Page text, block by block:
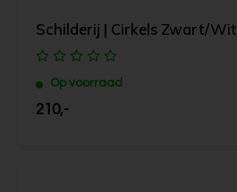
Schilderij | Cirkels Zwart/Wit
Op voorraad
210,-